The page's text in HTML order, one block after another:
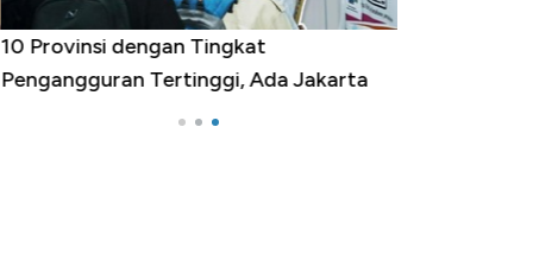
10 Provinsi dengan Tingkat
Pengangguran Tertinggi, Ada Jakarta